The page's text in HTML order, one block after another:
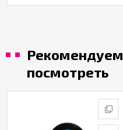
Рекомендуем
посмотреть